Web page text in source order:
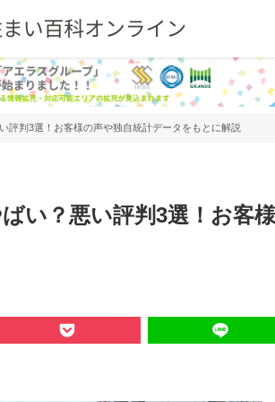
評判3選！お客様の声や独自統計データをもとに解説
い？悪い評判3選！お客様